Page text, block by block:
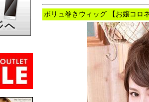
ボリュ巻きウィッグ 【お嬢コロ